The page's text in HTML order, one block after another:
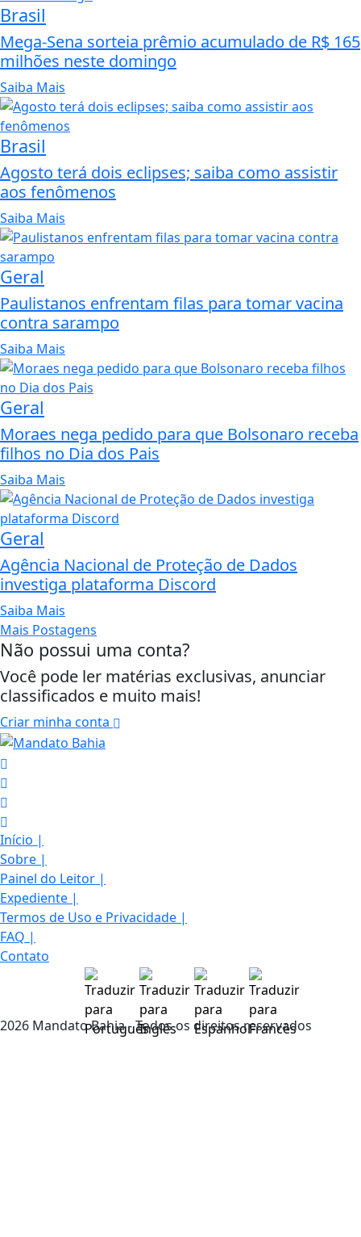
Brasil
Mega-Sena sorteia prêmio acumulado de R$ 165
milhões neste domingo
Saiba Mais
Brasil
Agosto terá dois eclipses; saiba como assistir
aos fenômenos
Saiba Mais
Geral
Paulistanos enfrentam filas para tomar vacina
contra sarampo
Saiba Mais
Geral
Moraes nega pedido para que Bolsonaro receba
filhos no Dia dos Pais
Saiba Mais
Geral
Agência Nacional de Proteção de Dados
investiga plataforma Discord
Saiba Mais
Mais Postagens
Não possui uma conta?
Você pode ler matérias exclusivas, anunciar
classificados e muito mais!
Criar minha conta
Início |
Sobre |
Painel do Leitor |
Expediente |
Termos de Uso e Privacidade |
FAQ |
Contato
2026 Mandato Bahia - Todos os direitos reservados